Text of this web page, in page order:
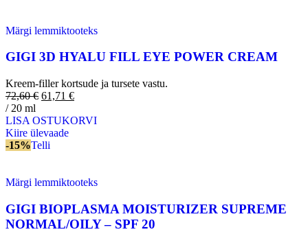
Märgi lemmiktooteks
GIGI 3D HYALU FILL EYE POWER CREAM
Kreem-filler kortsude ja tursete vastu.
72,60€ 61,71 €
/ 20 ml
LISA OSTUKORVI
Kiire ülevaade
-15%Telli
Märgi lemmiktooteks
GIGI BIOPLASMA MOISTURIZER SUPREME
NORMAL/OILY – SPF 20